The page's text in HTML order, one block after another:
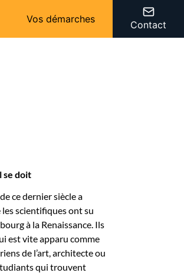
Vos démarches Contact
se doit
ce dernier siècle a
scientifiques ont su
à la Renaissance. Ils
est vite apparu comme
de l’art, architecte ou
qui trouvent